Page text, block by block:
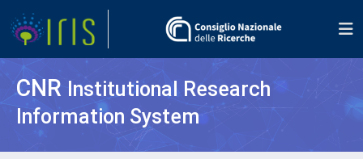
CNR Institutional Research
Information System